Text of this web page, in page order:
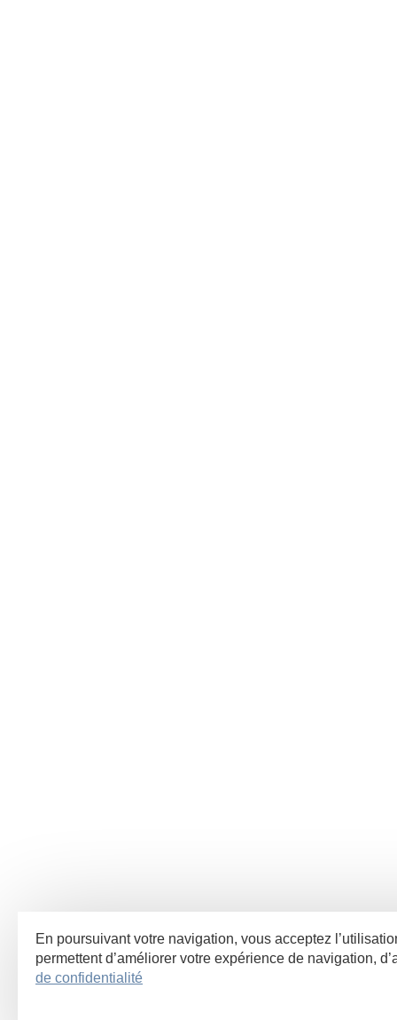
En poursuivant votre navigation, vous acceptez
permettent d’améliorer votre expérience de navigation,
de confidentialité